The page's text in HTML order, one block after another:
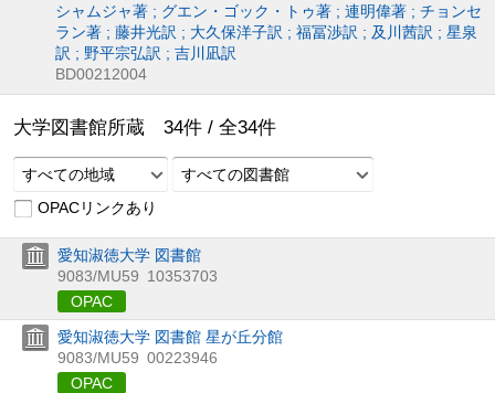
シャムジャ著 ; グエン・ゴック・トゥ著 ; 連明偉著 ; チョンセ
ラン著 ; 藤井光訳 ; 大久保洋子訳 ; 福冨渉訳 ; 及川茜訳 ; 星泉
訳 ; 野平宗弘訳 ; 吉川凪訳
BD00212004
大学図書館所蔵 34件 / 全34件
すべての地域
すべての図書館
OPACリンクあり
愛知淑徳大学 図書館
9083/MU59 10353703
OPAC
愛知淑徳大学 図書館 星が丘分館
9083/MU59 00223946
OPAC